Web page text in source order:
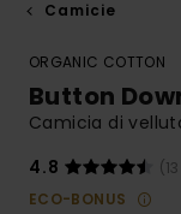
Camicie
ORGANIC COTTON
Button
Camicia di
4.8
ECO-BONUS